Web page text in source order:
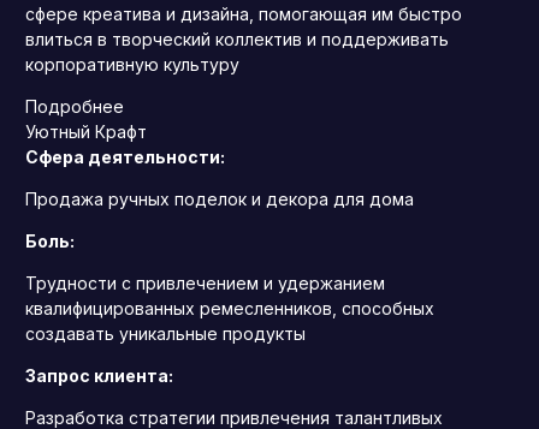
сфере креатива и дизайна, помогающая им быстро
влиться в творческий коллектив и поддерживать
корпоративную культуру
Подробнее
Уютный Крафт
Сфера деятельности:
Продажа ручных поделок и декора для дома
Боль:
Трудности с привлечением и удержанием
квалифицированных ремесленников, способных
создавать уникальные продукты
Запрос клиента:
Разработка стратегии привлечения талантливых